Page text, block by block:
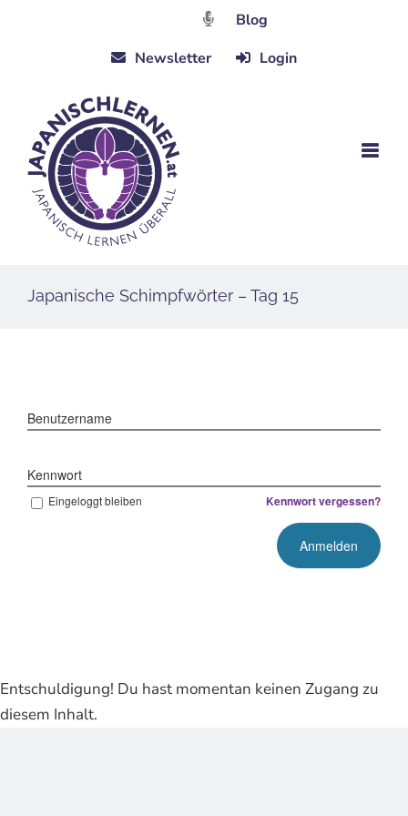
Blog
Newsletter
Login
Japanische Schimpfwörter – Tag 15
Benutzername
Kennwort
Eingeloggt bleiben Kennwort vergessen?
Entschuldigung! Du hast momentan keinen Zugang zu
diesem Inhalt.